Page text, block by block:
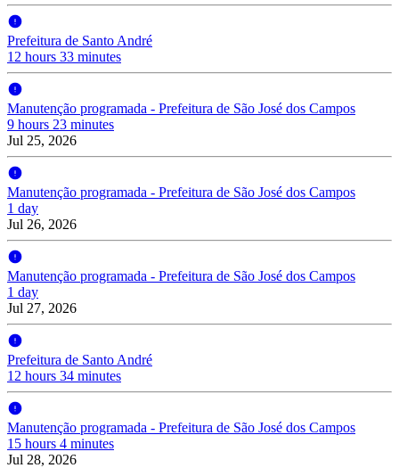
Prefeitura de Santo André
12 hours 33 minutes
Manutenção programada - Prefeitura de São José dos Campos
9 hours 23 minutes
Jul 25, 2026
Manutenção programada - Prefeitura de São José dos Campos
1 day
Jul 26, 2026
Manutenção programada - Prefeitura de São José dos Campos
1 day
Jul 27, 2026
Prefeitura de Santo André
12 hours 34 minutes
Manutenção programada - Prefeitura de São José dos Campos
15 hours 4 minutes
Jul 28, 2026